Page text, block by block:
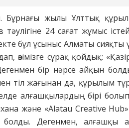
Бұрнағы жылы Ұлттық
24 сағат жұмыс
бұл ұсыныс Алматы
өзімізге сұрақ қойдық:
бір нәрсе айқын
тіл жағынан да, құрылым
елде алғашқылардың бірі
және «Alatau Creative
Дегенмен, алғаш­қы